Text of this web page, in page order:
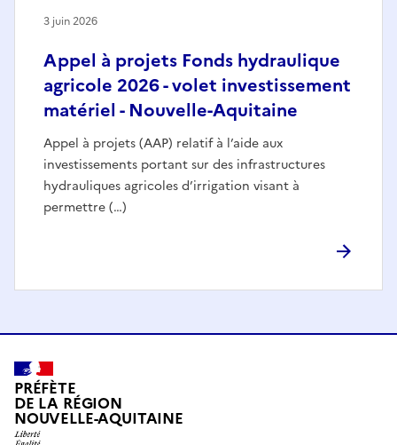
Appel à projets Fonds hydraulique
agricole 2026 - volet investissement
matériel - Nouvelle-Aquitaine
Appel à projets (AAP) relatif à l’aide aux
investissements portant sur des infrastructures
hydrauliques agricoles d’irrigation visant à
permettre (…)
3 juin 2026
PRÉFÈTE
DE LA RÉGION
NOUVELLE-AQUITAINE